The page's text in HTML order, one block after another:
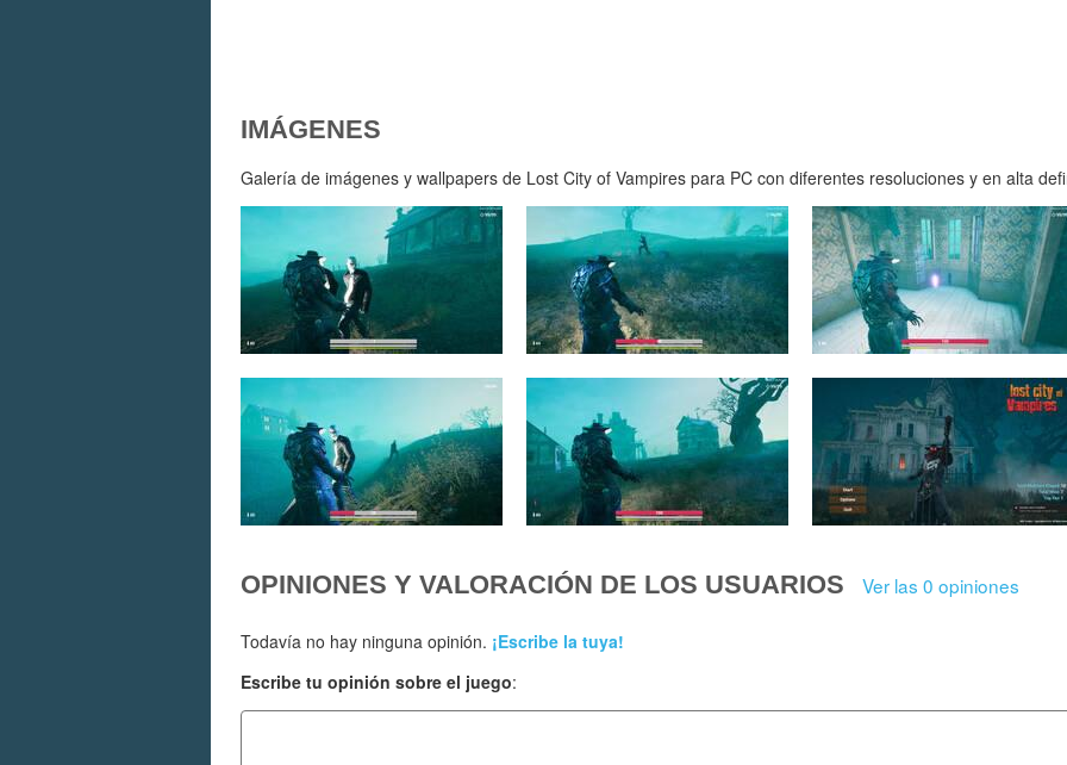
IMÁGENES
Galería de imágenes y wallpapers de Lost City of Vampires para PC con diferentes resoluciones y en alta
OPINIONES Y VALORACIÓN DE LOS USUARIOS Ver las 0 opiniones
Todavía no hay ninguna opinión. ¡Escribe la tuya!
Escribe tu opinión sobre el juego: